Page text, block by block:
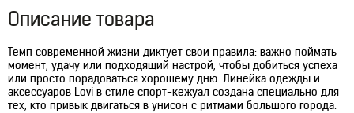
Описание товара
Темп современной жизни диктует свои правила: важно поймать
момент, удачу или подходящий настрой, чтобы добиться успеха
или просто порадоваться хорошему дню. Линейка одежды и
аксессуаров Lovi в стиле спорт-кежуал создана специально для
тех, кто привык двигаться в унисон с ритмами большого города.